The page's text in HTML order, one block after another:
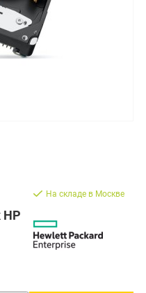
На складе в Москве